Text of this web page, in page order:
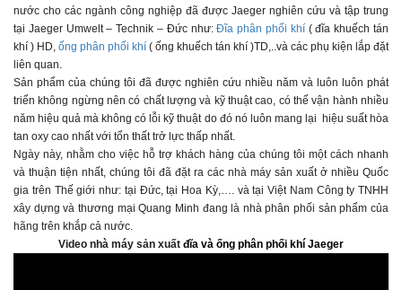
nước cho các ngành công nghiệp đã được Jaeger nghiên cứu và tập trung
tại Jaeger Umwelt – Technik – Đức như:Đĩa phân phối khí( đĩa khuếch tán
khí ) HD, ống phân phối khí ( ống khuếch tán khí )TD,..và các phụ kiện lắp đặt
liên quan.
Sản phẩm của chúng tôi đã được nghiên cứu nhiều năm và luôn luôn phát
triển không ngừng nên có chất lượng và kỹ thuật cao, có thể vận hành nhiều
năm hiệu quả mà không có lỗi kỹ thuật do đó nó luôn mang lại hiệu suất hòa
tan oxy cao nhất với tổn thất trở lực thấp nhất.
Ngày này, nhằm cho việc hỗ trợ khách hàng của chúng tôi một cách nhanh
và thuận tiện nhất, chúng tôi đã đặt ra các nhà máy sản xuất ở nhiều Quốc
gia trên Thế giới như: tại Đức, tại Hoa Kỳ,…. và tại Việt Nam Công ty TNHH
xây dựng và thương mại Quang Minh đang là nhà phân phối sản phẩm của
hãng trên khắp cả nước.
Video nhà máy sản xuất đĩa và ống phân phối khí Jaeger